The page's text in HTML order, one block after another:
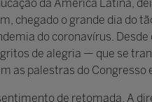
da América Latina,
chegado o grande dia do
do coronavírus. Desde
de alegria — que se
palestras do Congresso
de retomada. A